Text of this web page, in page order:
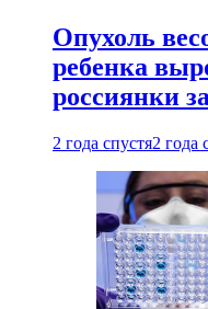
Опухоль
ребенка
россиянки
2 года спустя2 года